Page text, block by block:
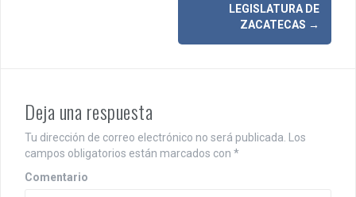
c
i
ó
LEGISLATURA DE
ZACATECAS →
Deja una respuesta
Tu dirección de correo electrónico no será publicada.
Los
campos obligatorios están marcados con *
Comentario